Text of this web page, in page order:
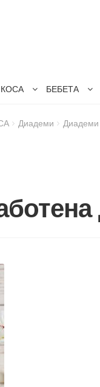
БЕБЕТА
Диадеми Диадеми